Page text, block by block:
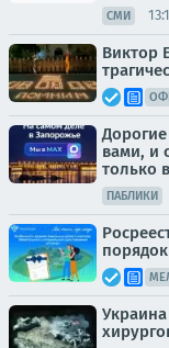
СМИ
Виктор
вами, и
только
ПАБЛИКИ